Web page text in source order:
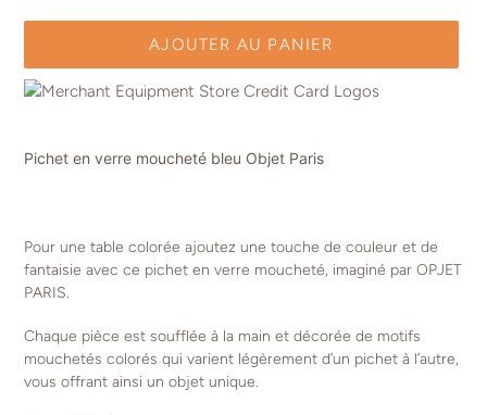
AJOUTER AU PANIER
produit
panier
Pichet en verre moucheté bleu Objet Paris
Pour une table colorée ajoutez une touche de couleur et de
fantaisie avec ce pichet en verre moucheté, imaginé par OPJET
PARIS.
Chaque pièce est soufflée à la main et décorée de motifs
mouchetés colorés qui varient légèrement d’un pichet à l’autre,
vous offrant ainsi un objet unique.